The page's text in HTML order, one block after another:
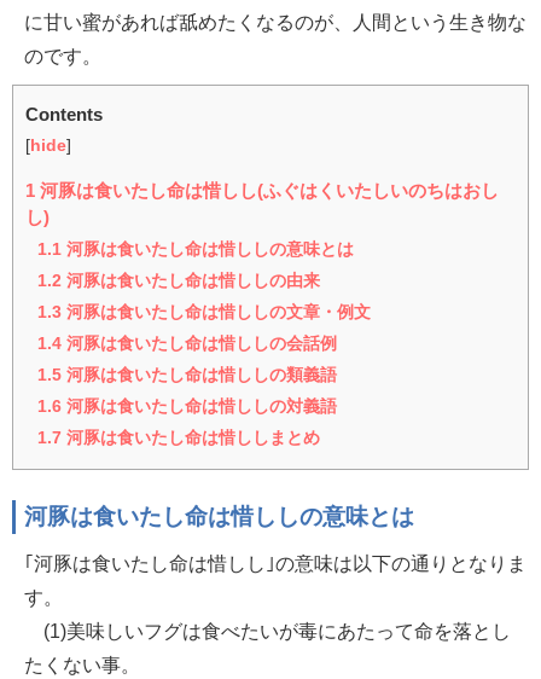
に甘い蜜があれば舐めたくなるのが、人間という生き物な
のです。
Contents
[ hide]
1 河豚は食いたし命は惜しし(ふぐはくいたしいのちはおし
し)
1.1 河豚は食いたし命は惜ししの意味とは
1.2 河豚は食いたし命は惜ししの由来
1.3 河豚は食いたし命は惜ししの文章・例文
1.4 河豚は食いたし命は惜ししの会話例
1.5 河豚は食いたし命は惜ししの類義語
1.6 河豚は食いたし命は惜ししの対義語
1.7 河豚は食いたし命は惜ししまとめ
河豚は食いたし命は惜ししの意味とは
｢河豚は食いたし命は惜しし｣の意味は以下の通りとなりま
す。
(1)美味しいフグは食べたいが毒にあたって命を落とし
たくない事。